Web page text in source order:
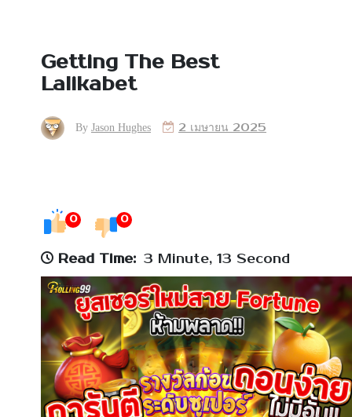
Getting The Best
Lalikabet
By Jason Hughes 2 เมษายน 2025
0 0
Read Time: 3 Minute, 13 Second